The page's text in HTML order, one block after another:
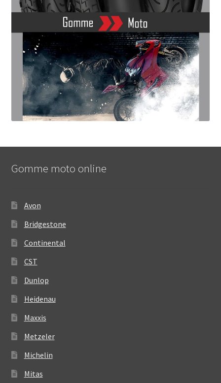
Gomme moto online
Avon
Bridgestone
Continental
CST
Dunlop
Heidenau
Maxxis
Metzeler
Michelin
Mitas